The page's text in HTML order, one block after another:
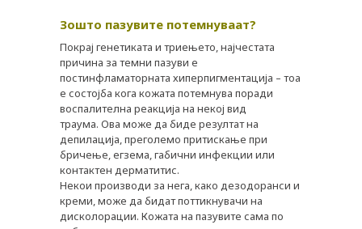
PLUSPHARMA
АПТЕКИ
Зошто пазувите потемнуваат?
Покрај генетиката и триењето, најчестата
причина за темни пазуви е
постинфламаторната хиперпигментација – тоа
е состојба кога кожата потемнува поради
воспалителна реакција на некој вид
траума. Ова може да биде резултат на
депилација, преголемо притискање при
бричење, егзема, габични инфекции или
контактен дерматитис.
Некои производи за нега, како дезодоранси и
креми, може да бидат поттикнувачи на
дисколорации. Кожата на пазувите сама по